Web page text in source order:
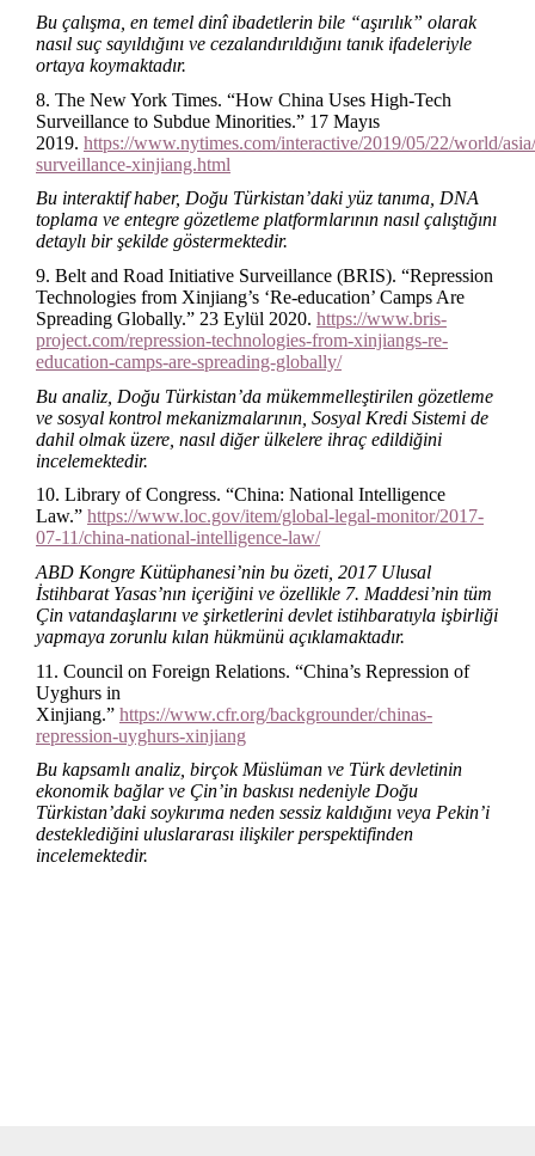
Bu çalışma, en temel dinî ibadetlerin bile “aşırılık” olarak
nasıl suç sayıldığını ve cezalandırıldığını tanık ifadeleriyle
ortaya koymaktadır.
8. The New York Times. “How China Uses High-Tech
Surveillance to Subdue Minorities.” 17 Mayıs
2019. https://www.nytimes.com/interactive/2019/05/22/world/
surveillance-xinjiang.html
Bu interaktif haber, Doğu Türkistan’daki yüz tanıma, DNA
toplama ve entegre gözetleme platformlarının nasıl çalıştığını
detaylı bir şekilde göstermektedir.
9. Belt and Road Initiative Surveillance (BRIS). “Repression
Technologies from Xinjiang’s ‘Re-education’ Camps Are
Spreading Globally.” 23 Eylül 2020. https://www.bris-
project.com/repression-technologies-from-xinjiangs-re-
education-camps-are-spreading-globally/
Bu analiz, Doğu Türkistan’da mükemmelleştirilen gözetleme
ve sosyal kontrol mekanizmalarının, Sosyal Kredi Sistemi de
dahil olmak üzere, nasıl diğer ülkelere ihraç edildiğini
incelemektedir.
10. Library of Congress. “China: National Intelligence
Law.” https://www.loc.gov/item/global-legal-monitor/2017-
07-11/china-national-intelligence-law/
ABD Kongre Kütüphanesi’nin bu özeti, 2017 Ulusal
İstihbarat Yasas’nın içeriğini ve özellikle 7. Maddesi’nin tüm
Çin vatandaşlarını ve şirketlerini devlet istihbaratıyla işbirliği
yapmaya zorunlu kılan hükmünü açıklamaktadır.
11. Council on Foreign Relations. “China’s Repression of
Uyghurs in
Xinjiang.” https://www.cfr.org/backgrounder/chinas-
repression-uyghurs-xinjiang
Bu kapsamlı analiz, birçok Müslüman ve Türk devletinin
ekonomik bağlar ve Çin’in baskısı nedeniyle Doğu
Türkistan’daki soykırıma neden sessiz kaldığını veya Pekin’i
desteklediğini uluslararası ilişkiler perspektifinden
incelemektedir.